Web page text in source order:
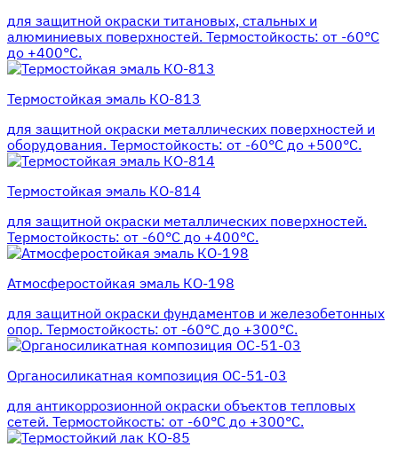
для защитной окраски титановых, стальных и
алюминиевых поверхностей. Термостойкость: от -60°С
до +400°С.
Термостойкая эмаль КО-813
для защитной окраски металлических поверхностей и
оборудования. Термостойкость: от -60°С до +500°С.
Термостойкая эмаль КО-814
для защитной окраски металлических поверхностей.
Термостойкость: от -60°С до +400°С.
Атмосферостойкая эмаль КО-198
для защитной окраски фундаментов и железобетонных
опор. Термостойкость: от -60°С до +300°С.
Органосиликатная композиция ОС-51-03
для антикоррозионной окраски объектов тепловых
сетей. Термостойкость: от -60°С до +300°С.